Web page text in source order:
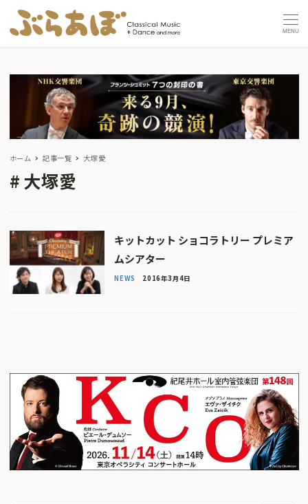
MENU
ホーム 記事一覧 大塚愛
大塚愛
キットカット ショコラトリー プレミア
ムシアター
NEWS 2016年3月4日